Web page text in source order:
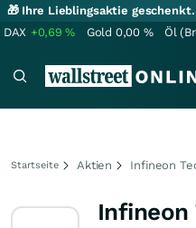
🎁 Ihre Lieblingsaktie
DAX +0,69% Gold 0,00 % Öl
Startseite Aktien Infineon
Infineon